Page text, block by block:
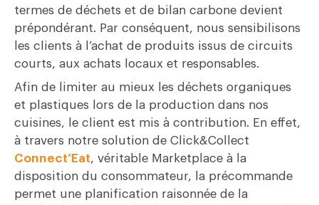
termes de déchets et de bilan carbone devient
prépondérant. Par conséquent, nous sensibilisons
les clients à l’achat de produits issus de circuits
courts, aux achats locaux et responsables.
Afin de limiter au mieux les déchets organiques
et plastiques lors de la production dans nos
cuisines, le client est mis à contribution. En effet,
à travers notre solution de Click&Collect
Connect’Eat, véritable Marketplace à la
disposition du consommateur, la précommande
permet une planification raisonnée de la